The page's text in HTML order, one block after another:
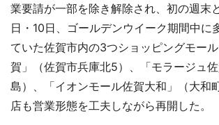
業要請が一部を除き解除され、初の週末
日・10日、ゴールデンウイーク期間中に
ていた佐賀市内の3つショッピングモー
賀」（佐賀市兵庫北5）、「モラージュ
島）、「イオンモール佐賀大和」（大和
店も営業形態を工夫しながら再開した。